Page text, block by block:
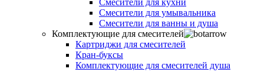
Смесители для умывальника
Смесители для ванны и душа
Комплектующие для смесителей
Картриджи для смесителей
Кран-буксы
Комплектующие для смесителей душа